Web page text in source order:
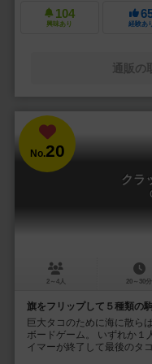
104
興味あり 経験あり
通販の
No.20
クラ
2～4人 20～30分
旗をフリップして５種類の
巨大タコのために海に散ら
ボードゲーム。 いずれか１
イマーが終了して最後のタ